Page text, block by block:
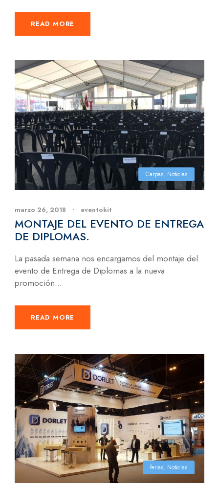
READ MORE
Carpas, Noticias
marzo 26, 2018 • eventokit
MONTAJE DEL EVENTO DE ENTREGA
DE DIPLOMAS.
La pasada semana nos encargamos del montaje del
evento de Entrega de Diplomas a la nueva
promoción...
READ MORE
ferias, Noticias